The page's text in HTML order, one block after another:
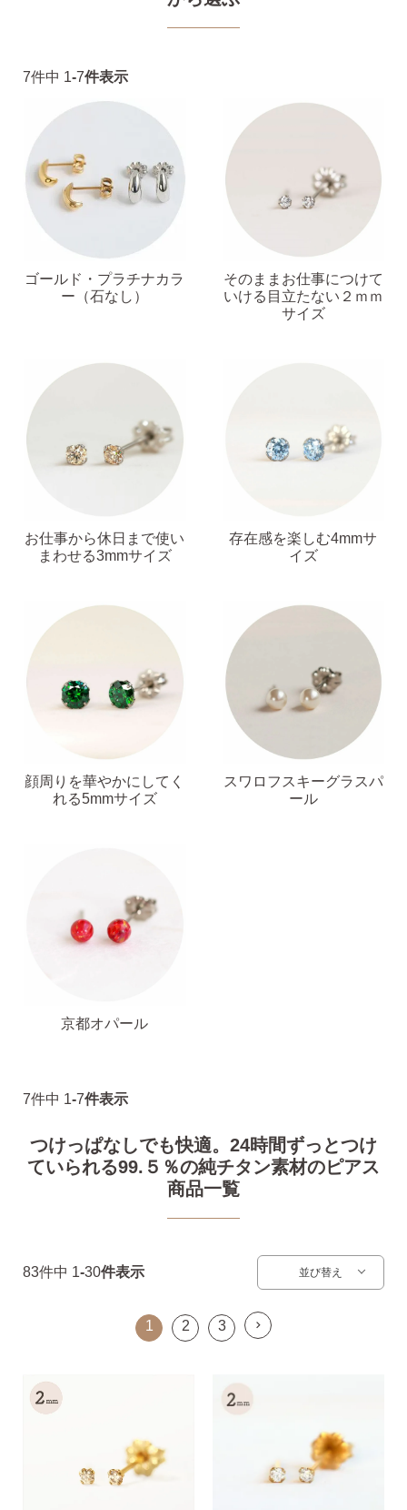
ピアスホールアドバイザー
金野です
なでしこスタイルの
安心サポート
このBOOKなら、
ピアス初心者さんの素朴な疑問を解消です
（初回のみ）。
2）
ピアスホールのお悩み相談室
3）
10日間返品保証
チタン純度99.5%、素材に自信あり！
件！
キャッチの予備
使いやすい「花型シリコンキャッチ」も５ペ
ア、どーんとプレゼント♪
・Amazon Pay
・クレジットカード
・代金引換
即日発送
商品到着後10日以内使
用後の返品可
7件中 1-7件表示
ゴールド・プラチナカラ
ー（石なし）
そのままお仕事につけて
いける目立たない２ｍｍ
サイズ
お仕事から休日まで使い
まわせる3mmサイズ
存在感を楽しむ4mmサ
イズ
顔周りを華やかにしてく
れる5mmサイズ
スワロフスキーグラスパ
ール
京都オパール
7件中 1-7件表示
つけっぱなしでも快適。24時間ずっとつけ
ていられる99.５％の純チタン素材のピアス
商品一覧
並び替え
83件中 1-30件表示
1 2 3